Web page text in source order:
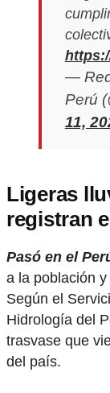
—
Perú
11,
Ligeras
registran
Pasó en el
a la población
Según el
Hidrología del
trasvase que
del país.